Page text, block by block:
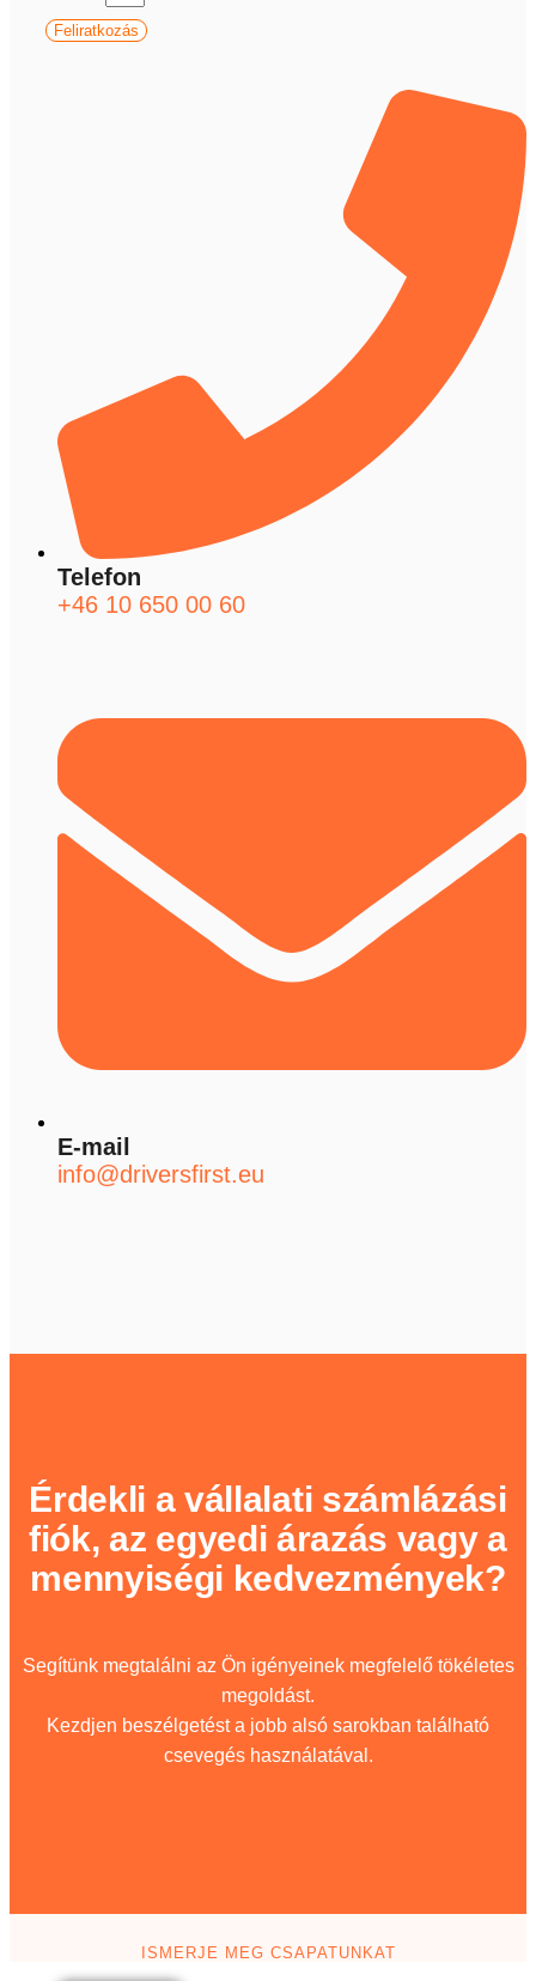
Feliratkozás
Telefon
+46 10 650 00 60
E-mail
info@driversfirst.eu
Érdekli a vállalati számlázási
fiók, az egyedi árazás vagy a
mennyiségi kedvezmények?
Segítünk megtalálni az Ön igényeinek megfelelő tökéletes
megoldást.
Kezdjen beszélgetést a jobb alsó sarokban található
csevegés használatával.
ISMERJE MEG CSAPATUNKAT